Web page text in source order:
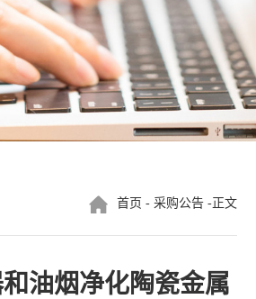
首页 - 采购公告 -正文
油烟净化陶瓷金属